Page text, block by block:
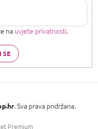
na uvjete privatnosti.
SE
Premium
. Sva prava pridržana.